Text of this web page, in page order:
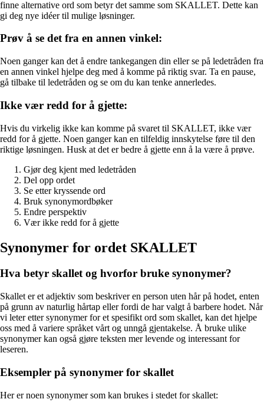
finne alternative ord som betyr det samme som SKALLET. Dette kan
gi deg nye idéer til mulige løsninger.
Prøv å se det fra en annen vinkel:
Noen ganger kan det å endre tankegangen din eller se på ledetråden fra
en annen vinkel hjelpe deg med å komme på riktig svar. Ta en pause,
gå tilbake til ledetråden og se om du kan tenke annerledes.
Ikke vær redd for å gjette:
Hvis du virkelig ikke kan komme på svaret til SKALLET, ikke vær
redd for å gjette. Noen ganger kan en tilfeldig innskytelse føre til den
riktige løsningen. Husk at det er bedre å gjette enn å la være å prøve.
Gjør deg kjent med ledetråden
Del opp ordet
Se etter kryssende ord
Bruk synonymordbøker
Endre perspektiv
Vær ikke redd for å gjette
Synonymer for ordet SKALLET
Hva betyr skallet og hvorfor bruke synonymer?
Skallet er et adjektiv som beskriver en person uten hår på hodet, enten
på grunn av naturlig hårtap eller fordi de har valgt å barbere hodet. Når
vi leter etter synonymer for et spesifikt ord som skallet, kan det hjelpe
oss med å variere språket vårt og unngå gjentakelse. Å bruke ulike
synonymer kan også gjøre teksten mer levende og interessant for
leseren.
Eksempler på synonymer for skallet
Her er noen synonymer som kan brukes i stedet for skallet: